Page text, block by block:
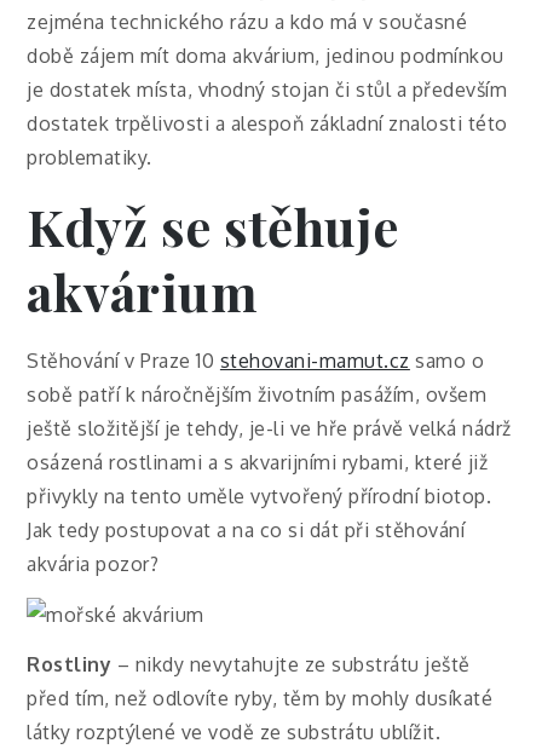
zejména technického rázu a kdo má v současné
době zájem mít doma akvárium, jedinou podmínkou
je dostatek místa, vhodný stojan či stůl a především
dostatek trpělivosti a alespoň základní znalosti této
problematiky.
Když se stěhuje
akvárium
Stěhování v Praze 10 stehovani-mamut.cz samo o
sobě patří k náročnějším životním pasážím, ovšem
ještě složitější je tehdy, je-li ve hře právě velká nádrž
osázená rostlinami a s akvarijními rybami, které již
přivykly na tento uměle vytvořený přírodní biotop.
Jak tedy postupovat a na co si dát při stěhování
akvária pozor?
Rostliny – nikdy nevytahujte ze substrátu ještě
před tím, než odlovíte ryby, těm by mohly dusíkaté
látky rozptýlené ve vodě ze substrátu ublížit.